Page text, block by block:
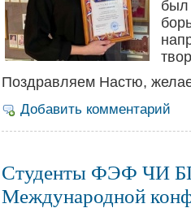
Поздравляем Настю,
Добавить комментарий
Студенты ФЭФ ЧИ
Международной